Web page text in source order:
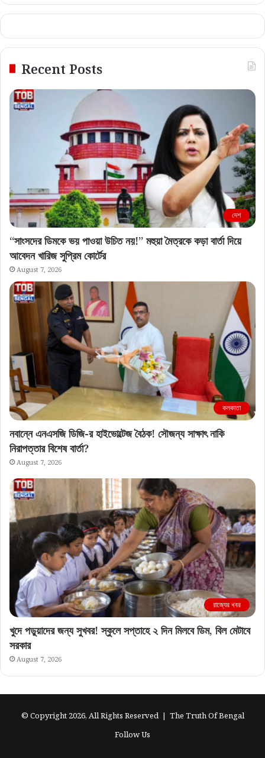
Recent Posts
দেশ
“সাংসদের ডিমকে ভয় পাওয়া উচিত নয়!” মহুয়া মৈত্রকে কড়া বার্তা দিয়ে
আবেদন খারিজ সুপ্রিম কোর্টের
August 7, 2026
কলকাতা
নবান্নে এনএসজি ডিজি-র হাইভোল্টেজ বৈঠক! সৌজন্য সাক্ষাৎ নাকি
নিরাপত্তার বিশেষ বার্তা?
August 7, 2026
রাজ্যের খবর
খুদে পড়ুয়াদের জন্য সুখবর! স্কুলে সপ্তাহে ২ দিন মিলবে ডিম, বিল মেটাবে
সরকার
August 7, 2026
© Copyright 2026, All Rights Reserved | The Truth Of Bengal
Follow Us